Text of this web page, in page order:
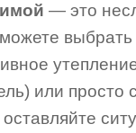
— это
или просто